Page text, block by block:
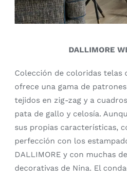
DALLIMORE
Colección de coloridas telas
ofrece una gama de
tejidos en zig-zag y a
pata de gallo y celosía.
sus propias características,
perfección con los
DALLIMORE y con muchas
decorativas de Nina. El